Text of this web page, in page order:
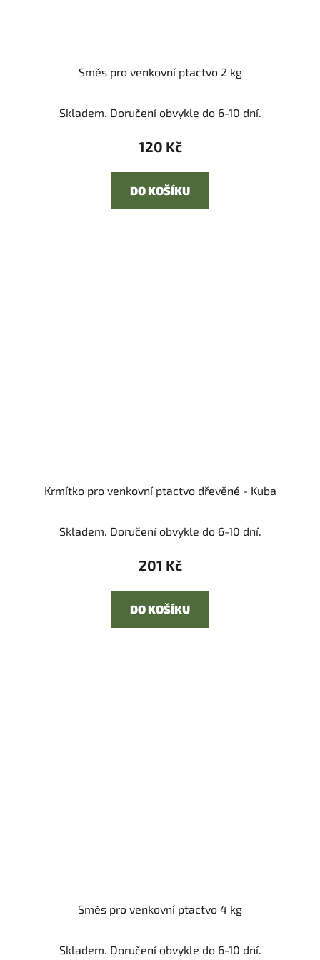
Směs pro venkovní ptactvo 2 kg
Skladem. Doručení obvykle do 6-10 dní.
120 Kč
DO KOŠÍKU
Krmítko pro venkovní ptactvo dřevěné - Kuba
Skladem. Doručení obvykle do 6-10 dní.
201 Kč
DO KOŠÍKU
Směs pro venkovní ptactvo 4 kg
Skladem. Doručení obvykle do 6-10 dní.